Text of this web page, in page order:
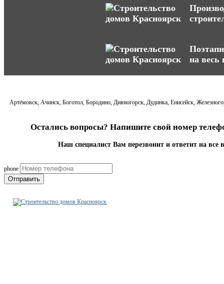
на весь
Артёмовск, Ачинск, Боготол, Бородино, Дивногорск, Дудинка, Енисейск,
Остались вопросы? Напишите свой номер
Наш специалист Вам перезвонит и ответит на все
phone
Отправить